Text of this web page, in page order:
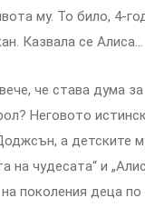
му. То било, 4-
Казвала се Алиса…
че става дума
Неговото
а детските
на чудесата“ и
поколения деца по